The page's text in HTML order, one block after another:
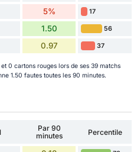
5% 17
1.50 56
0.97 37
0 cartons rouges lors de ses 39 matchs
1.50 fautes toutes les 90 minutes.
Par 90
minutes
Percentile